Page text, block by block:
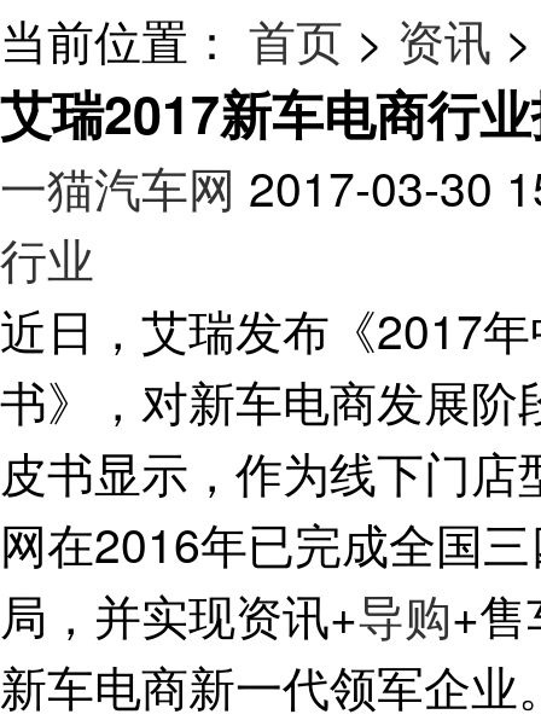
当前位置： 首页 > 资讯 >
艾瑞2017新车电商行
一猫汽车网 2017-03-30
行业
近日，艾瑞发布《2017
书》，对新车电商发展
皮书显示，作为线下门
网在2016年已完成全国
局，并实现资讯+导购+
新车电商新一代领军企业